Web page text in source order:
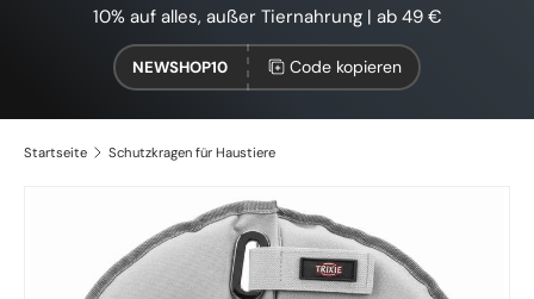
10% auf alles, außer Tiernahrung | ab 49 €
NEWSHOP10 Code kopieren
Startseite Schutzkragen für Haustiere
Zu Produktinformationen springen
Bild 9 ist nun in der Galerieansicht verfügbar